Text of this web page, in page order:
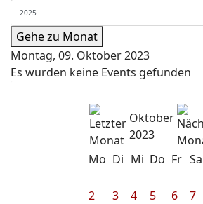
Gehe zu Monat
Montag, 09. Oktober 2023
Es wurden keine Events gefunden
Oktober
2023
Mo Di Mi Do Fr Sa
2
3 4 5 6 7